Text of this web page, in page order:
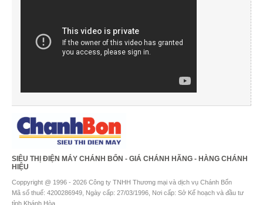
SIÊU THỊ ĐIỆN MÁY CHÁNH BỔN - GIÁ CHÁNH HÃNG - HÀNG CHÁNH
HIỆU
Coppyright @ 1996 - 2026 Công ty TNHH Thương mại và dịch vụ Chánh Bổn
Mã số thuế: 4200286949, Ngày cấp: 27/03/1996, Nơi cấp: Sở Kế hoạch và đầu tư
tỉnh Khánh Hòa